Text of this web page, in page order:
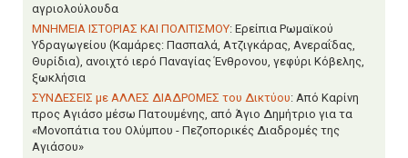
αγριολούλουδα
ΜΝΗΜΕΙΑ ΙΣΤΟΡΙΑΣ ΚΑΙ ΠΟΛΙΤΙΣΜΟΥ: Ερείπια Ρωμαϊκού
Υδραγωγείου (Καμάρες: Πασπαλά, Ατζιγκάρας, Ανεραΐδας,
Θυρίδια), ανοιχτό ιερό Παναγίας Ένθρονου, γεφύρι Κόβελης,
ξωκλήσια
ΣΥΝΔΕΣΕΙΣ με ΑΛΛΕΣ ΔΙΑΔΡΟΜΕΣ του Δικτύου: Από Καρίνη
προς Αγιάσο μέσω Πατουμένης, από Άγιο Δημήτριο για τα
«Μονοπάτια του Ολύμπου - Πεζοπορικές Διαδρομές της
Αγιάσου»